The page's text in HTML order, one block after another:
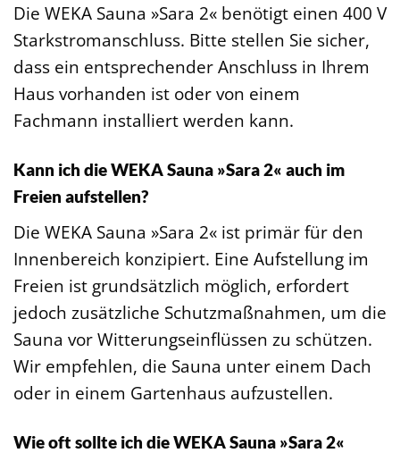
Die WEKA Sauna »Sara 2« benötigt einen 400 V
Starkstromanschluss. Bitte stellen Sie sicher,
dass ein entsprechender Anschluss in Ihrem
Haus vorhanden ist oder von einem
Fachmann installiert werden kann.
Kann ich die WEKA Sauna »Sara 2« auch im
Freien aufstellen?
Die WEKA Sauna »Sara 2« ist primär für den
Innenbereich konzipiert. Eine Aufstellung im
Freien ist grundsätzlich möglich, erfordert
jedoch zusätzliche Schutzmaßnahmen, um die
Sauna vor Witterungseinflüssen zu schützen.
Wir empfehlen, die Sauna unter einem Dach
oder in einem Gartenhaus aufzustellen.
Wie oft sollte ich die WEKA Sauna »Sara 2«